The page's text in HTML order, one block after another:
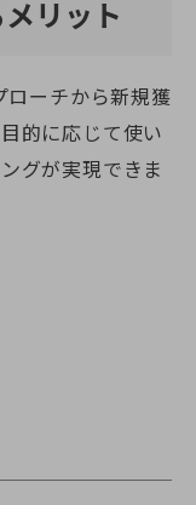
リット
ーチから新規獲
的に応じて使い
グが実現できま